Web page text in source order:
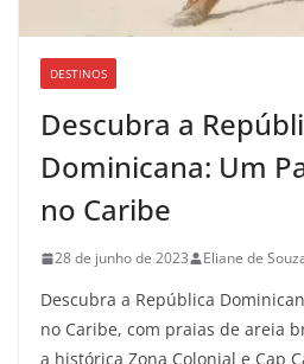
DESTINOS
Descubra a
Dominicana: Um
no Caribe
28 de junho de 2023 Eliane de
Descubra a República
no Caribe, com praias de areia
a histórica Zona Colonial e Cap